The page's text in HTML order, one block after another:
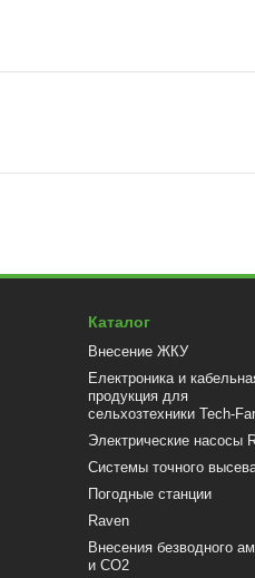
Каталог
Внесение ЖКУ
Електроника и
продукция для
сельхозтехники Tech-
Электрические насосы
Системы точного
Погодные станции
Raven
Внесения безводного
и CO2